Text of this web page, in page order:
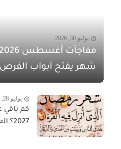
يوليو 30, 2026
شهر يفتح أبواب
يوليو 28, 2026
كم باقي
2027؟ العد التنازلي...